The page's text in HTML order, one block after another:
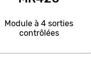
Module à 4 sorties
contrôlées